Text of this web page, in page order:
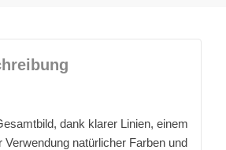
dank klarer Linien, einem
Verwendung natürlicher Farben und